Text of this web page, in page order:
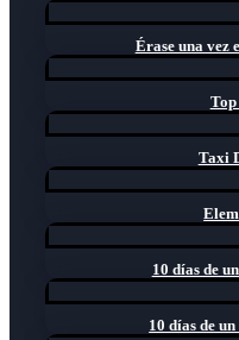
Érase una vez
Top
Taxi
10 días de
10 días de